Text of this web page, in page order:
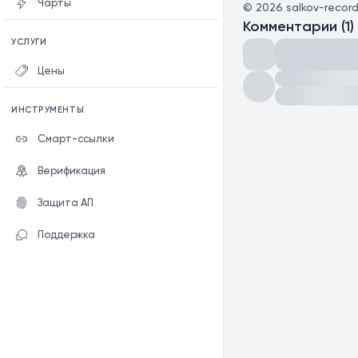
Чарты
УСЛУГИ
Цены
ИНСТРУМЕНТЫ
Смарт-ссылки
Верификация
Защита АП
Поддержка
© 2026 salkov-
Комментарии (1 )